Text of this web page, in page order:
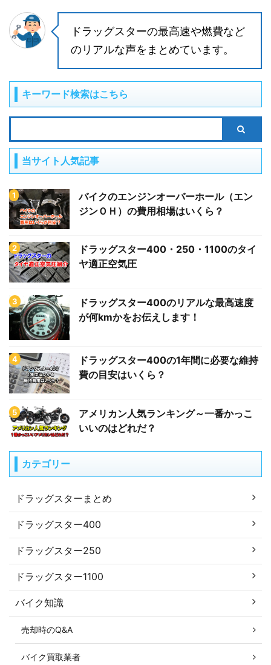
ドラッグスターの最高速や燃費など
のリアルな声をまとめています。
キーワード検索はこちら
当サイト人気記事
バイクのエンジンオーバーホール（エン
ジンＯＨ）の費用相場はいくら？
ドラッグスター400・250・1100のタイ
ヤ適正空気圧
ドラッグスター400のリアルな最高速度
が何kmかをお伝えします！
ドラッグスター400の1年間に必要な維持
費の目安はいくら？
アメリカン人気ランキング～一番かっこ
いいのはどれだ？
カテゴリー
ドラッグスターまとめ
ドラッグスター400
ドラッグスター250
ドラッグスター1100
バイク知識
売却時のQ&A
バイク買取業者